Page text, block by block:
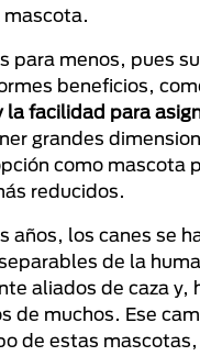
mascota.
para menos, pues
beneficios,
la facilidad para
grandes
como mascota
reducidos.
años, los canes se
de la
aliados de caza y,
de muchos. Ese
de estas